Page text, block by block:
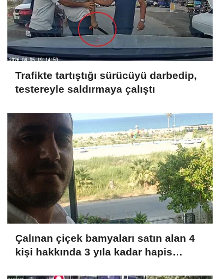
Trafikte tartıştığı sürücüyü darbedip,
testereyle saldırmaya çalıştı
Çalınan çiçek bamyaları satın alan 4
kişi hakkında 3 yıla kadar hapis